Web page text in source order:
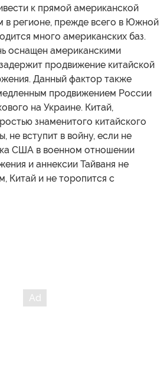
к прямой американской
в регионе, прежде всего в Южной
много американских баз.
оснащен американскими
продвижение китайской
Данный фактор также
продвижением России
на Украине. Китай,
знаменитого китайского
не вступит в войну, если не
США в военном отношении
и аннексии Тайваня не
Китай и не торопится с